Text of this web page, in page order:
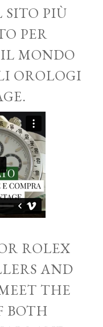
SITO PIÙ
PER
MONDO
OROLOGI
ROLEX
AND
THE
BOTH